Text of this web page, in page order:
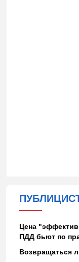
Цена
ПДД бьют по
Возвращаться